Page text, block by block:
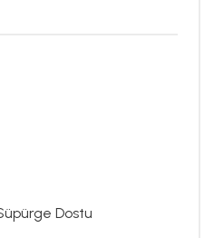
Dostu